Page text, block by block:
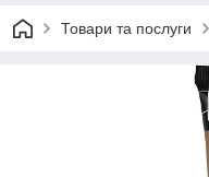
Товари та послуги